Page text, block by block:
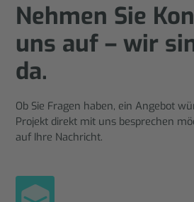
Nehmen Sie
uns auf – wir
da.
Ob Sie Fragen haben, ein Angebot
Projekt direkt mit uns besprechen
auf Ihre Nachricht.